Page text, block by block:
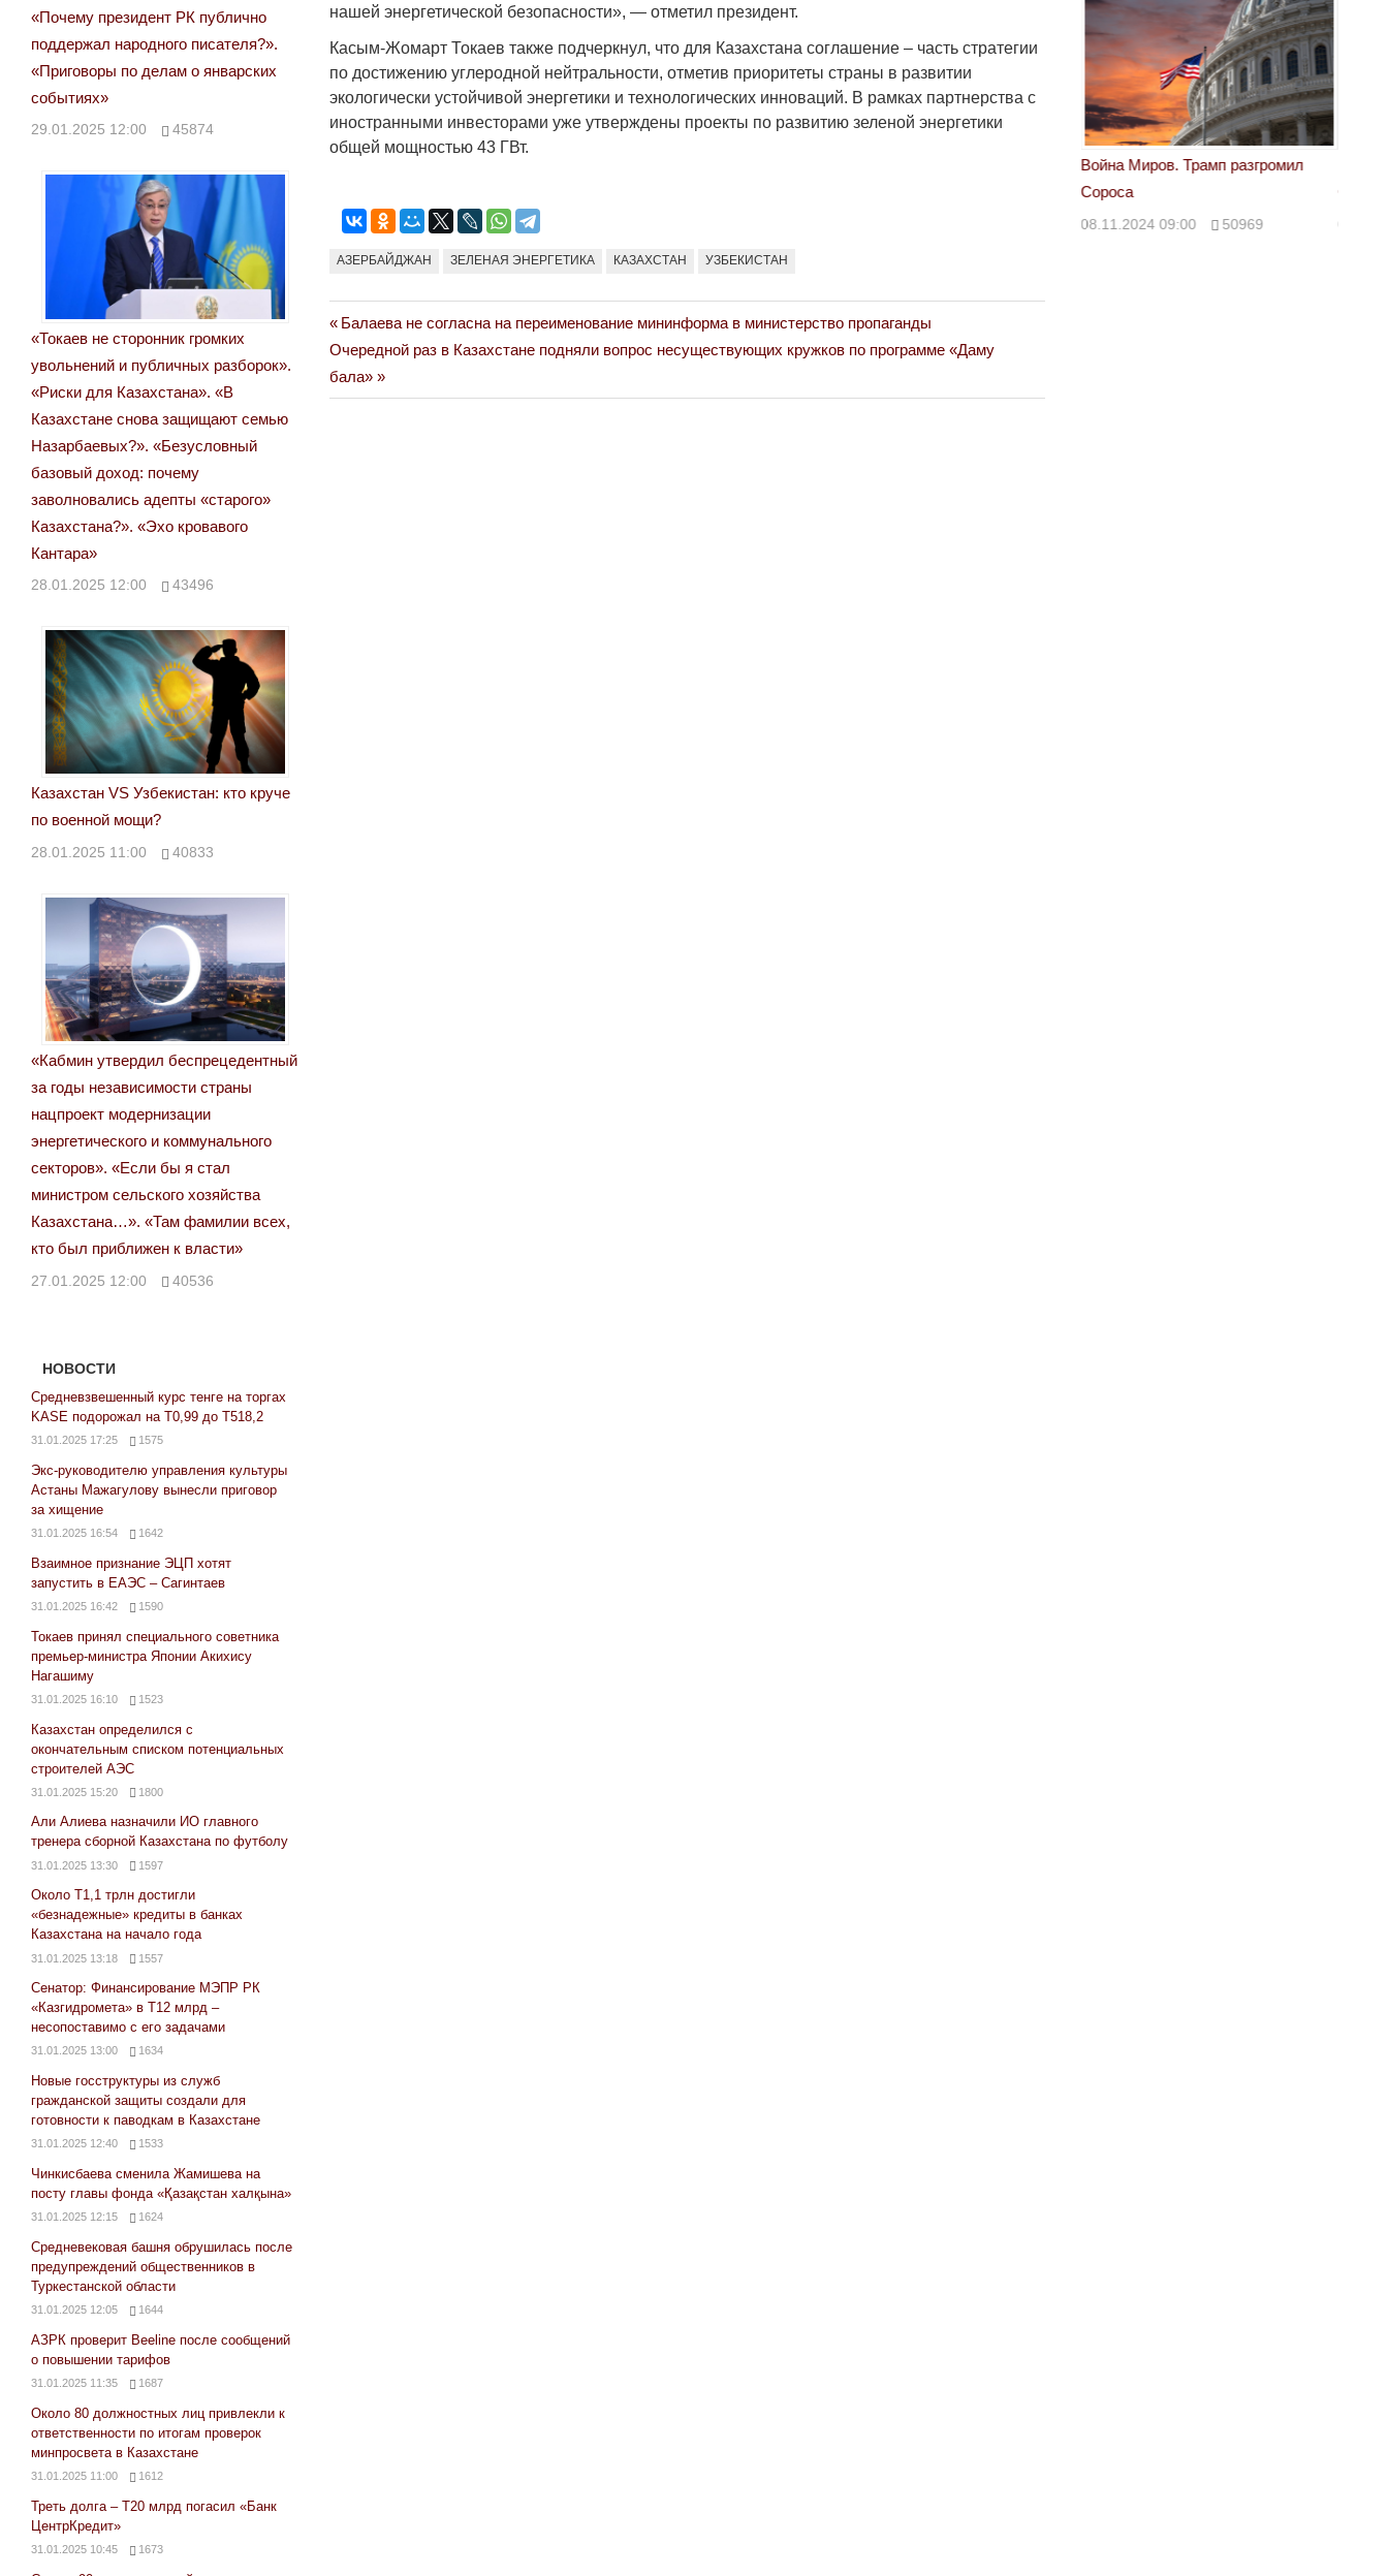
нашей энергетической безопасности», — отметил президент.
Касым-Жомарт Токаев также подчеркнул, что для Казахстана соглашение – часть стратегии
по достижению углеродной нейтральности, отметив приоритеты страны в развитии
экологически устойчивой энергетики и технологических инноваций. В рамках партнерства с
иностранными инвесторами уже утверждены проекты по развитию зеленой энергетики
общей мощностью 43 ГВт.
АЗЕРБАЙДЖАН ЗЕЛЕНАЯ ЭНЕРГЕТИКА КАЗАХСТАН УЗБЕКИСТАН
Навигация
по
Previous
Post:
Балаева не согласна на переименование мининформа в министерство пропаганды
Next
Post:
Очередной раз в Казахстане подняли вопрос несуществующих кружков по программе «Даму
бала»
«Почему президент РК публично
поддержал народного писателя?».
«Приговоры по делам о январских
событиях»
29.01.2025 12:00 45874
«Токаев не сторонник громких
увольнений и публичных разборок».
«Риски для Казахстана». «В
Казахстане снова защищают семью
Назарбаевых?». «Безусловный
базовый доход: почему
заволновались адепты «старого»
Казахстана?». «Эхо кровавого
Кантара»
28.01.2025 12:00 43496
Казахстан VS Узбекистан: кто круче
по военной мощи?
28.01.2025 11:00 40833
«Кабмин утвердил беспрецедентный
за годы независимости страны
нацпроект модернизации
энергетического и коммунального
секторов». «Если бы я стал
министром сельского хозяйства
Казахстана…». «Там фамилии всех,
кто был приближен к власти»
27.01.2025 12:00 40536
НОВОСТИ
Средневзвешенный курс тенге на торгах
KASE подорожал на Т0,99 до Т518,2
31.01.2025 17:25 1575
Экс-руководителю управления культуры
Астаны Мажагулову вынесли приговор
за хищение
31.01.2025 16:54 1642
Взаимное признание ЭЦП хотят
запустить в ЕАЭС – Сагинтаев
31.01.2025 16:42 1590
Токаев принял специального советника
премьер-министра Японии Акихису
Нагашиму
31.01.2025 16:10 1523
Казахстан определился с
окончательным списком потенциальных
строителей АЭС
31.01.2025 15:20 1800
Али Алиева назначили ИО главного
тренера сборной Казахстана по футболу
31.01.2025 13:30 1597
Около Т1,1 трлн достигли
«безнадежные» кредиты в банках
Казахстана на начало года
31.01.2025 13:18 1557
Сенатор: Финансирование МЭПР РК
«Казгидромета» в Т12 млрд –
несопоставимо с его задачами
31.01.2025 13:00 1634
Новые госструктуры из служб
гражданской защиты создали для
готовности к паводкам в Казахстане
31.01.2025 12:40 1533
Чинкисбаева сменила Жамишева на
посту главы фонда «Қазақстан халқына»
31.01.2025 12:15 1624
Средневековая башня обрушилась после
предупреждений общественников в
Туркестанской области
31.01.2025 12:05 1644
АЗРК проверит Beeline после сообщений
о повышении тарифов
31.01.2025 11:35 1687
Около 80 должностных лиц привлекли к
ответственности по итогам проверок
минпросвета в Казахстане
31.01.2025 11:00 1612
Треть долга – Т20 млрд погасил «Банк
ЦентрКредит»
31.01.2025 10:45 1673
Война Миров. Трамп разгромил
Сороса
08.11.2024 09:00 50969